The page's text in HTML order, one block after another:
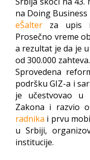
na Doing Business
eŠalter
za upis
Prosečno vreme
a rezultat je da je
od 300.000 zahteva.
Sprovedena
podršku GIZ-a i
je učestvovao u
Zakona i razvio
radnika i prvu
u Srbiji,
institucije.